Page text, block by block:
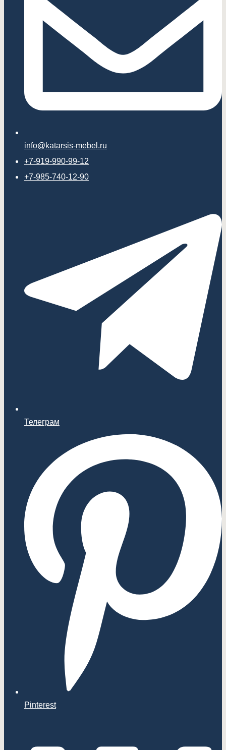
info@katarsis-mebel.ru
+7-919-990-99-12
+7-985-740-12-90
Телеграм
Pinterest